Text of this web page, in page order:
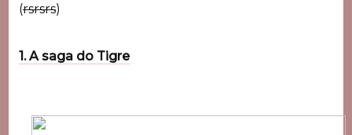
(rsrsrs)
1. A saga do Tigre